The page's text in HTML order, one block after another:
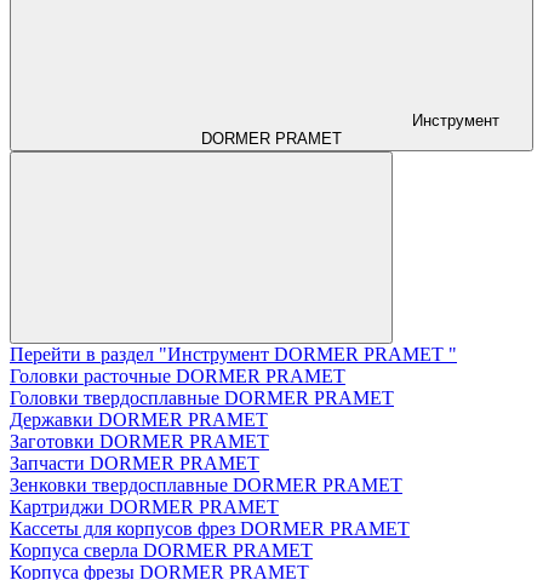
Инструмент
DORMER PRAMET
Перейти в раздел "Инструмент DORMER PRAMET "
Головки расточные DORMER PRAMET
Головки твердосплавные DORMER PRAMET
Державки DORMER PRAMET
Заготовки DORMER PRAMET
Запчасти DORMER PRAMET
Зенковки твердосплавные DORMER PRAMET
Картриджи DORMER PRAMET
Кассеты для корпусов фрез DORMER PRAMET
Корпуса сверла DORMER PRAMET
Корпуса фрезы DORMER PRAMET